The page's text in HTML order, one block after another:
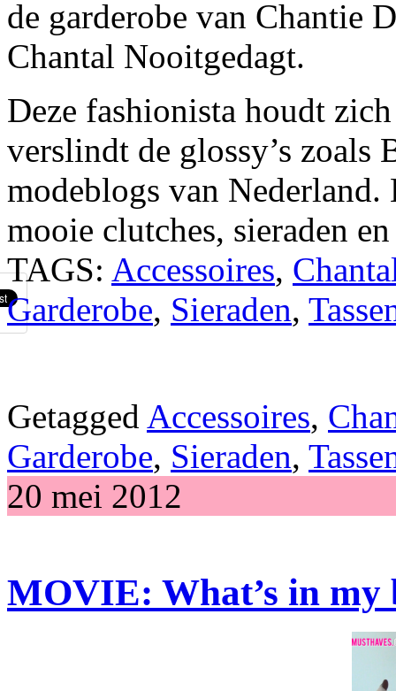
de garderobe van Chantie
Chantal Nooitgedagt.
Deze fashionista houdt
verslindt de glossy’s zoals
modeblogs van
mooie clutches, sieraden
TAGS: Accessoires,
Garderobe, Sieraden,
Getagged Accessoires,
Garderobe, Sieraden,
20 mei 2012
MOVIE: What’s in my